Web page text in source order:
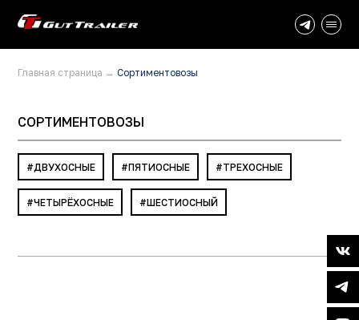
Главная страница →Сортиментовозы
СОРТИМЕНТОВОЗЫ
ДВУХОСНЫЕ ПЯТИОСНЫЕ ТРЕХОСНЫЕ
ЧЕТЫРЁХОСНЫЕ ШЕСТИОСНЫЙ